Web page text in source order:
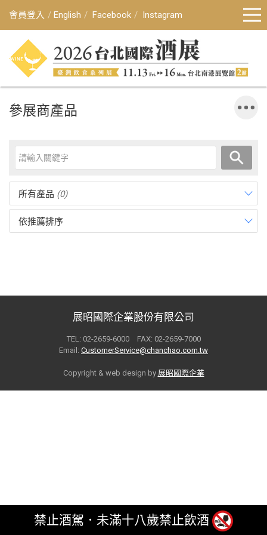
會員登入 English Facebook Instagram
參展商產品
所有產品 (0)
依推薦排序
展昭國際企業股份有限公司
TEL: 02-2659-6000 FAX: 02-2659-7000
Email: CustomerService@chanchao.com.tw
Copyright & web design by 展昭國際企業
禁止酒駕．未滿十八歲禁止飲酒